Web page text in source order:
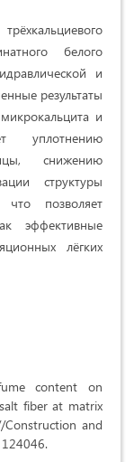
белого
и
результаты
и
уплотнению
снижению
структуры
позволяет
эффективные
лёгких
content on
fiber at matrix
Construction and